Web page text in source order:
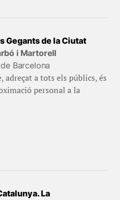
Gegants de la Ciutat
i Martorell
Barcelona
adreçat a tots els públics, és
personal a la
La